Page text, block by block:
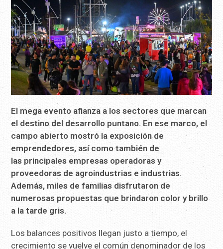
El mega evento afianza a los sectores que marcan
el destino del desarrollo puntano. En ese marco, el
campo abierto mostró la exposición de
emprendedores, así como también de
las principales empresas operadoras y
proveedoras de agroindustrias e industrias.
Además, miles de familias disfrutaron de
numerosas propuestas que brindaron color y brillo
a la tarde gris.
Los balances positivos llegan justo a tiempo, el
crecimiento se vuelve el común denominador de los